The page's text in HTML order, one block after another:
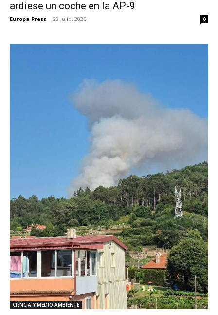
ardiese un coche en la AP-9
Europa Press - 23 julio, 2026 0
CIENCIA Y MEDIO AMBIENTE